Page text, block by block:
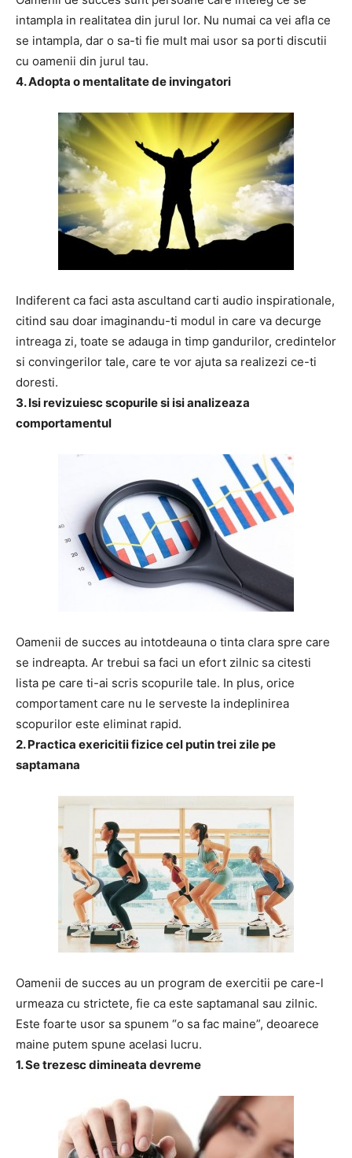
intampla in realitatea din jurul lor. Nu numai ca vei afla ce
se intampla, dar o sa-ti fie mult mai usor sa porti discutii
cu oamenii din jurul tau.
4. Adopta o mentalitate de invingatori
Indiferent ca faci asta ascultand carti audio inspirationale,
citind sau doar imaginandu-ti modul in care va decurge
intreaga zi, toate se adauga in timp gandurilor, credintelor
si convingerilor tale, care te vor ajuta sa realizezi ce-ti
doresti.
3. Isi revizuiesc scopurile si isi analizeaza
comportamentul
Oamenii de succes au intotdeauna o tinta clara spre care
se indreapta. Ar trebui sa faci un efort zilnic sa citesti
lista pe care ti-ai scris scopurile tale. In plus, orice
comportament care nu le serveste la indeplinirea
scopurilor este eliminat rapid.
2. Practica exericitii fizice cel putin trei zile pe
saptamana
Oamenii de succes au un program de exercitii pe care-l
urmeaza cu strictete, fie ca este saptamanal sau zilnic.
Este foarte usor sa spunem “o sa fac maine”, deoarece
maine putem spune acelasi lucru.
1. Se trezesc dimineata devreme